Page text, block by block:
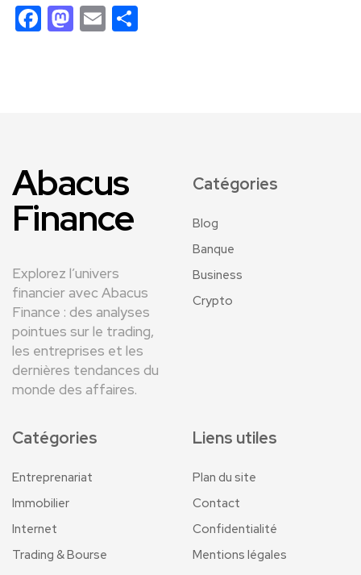
Facebook
Mastodon
Email
Abacus
Finance
Explorez l’univers
financier avec Abacus
Finance : des analyses
pointues sur le trading,
les entreprises et les
dernières tendances du
monde des affaires.
Catégories
Blog
Banque
Business
Crypto
Catégories
Entreprenariat
Immobilier
Internet
Trading & Bourse
Liens utiles
Plan du site
Contact
Confidentialité
Mentions légales